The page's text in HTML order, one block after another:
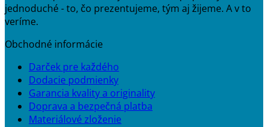
jednoduché - to, čo prezentujeme, tým aj žijeme. A v to
veríme.
Obchodné informácie
Darček pre každého
Dodacie podmienky
Garancia kvality a originality
Doprava a bezpečná platba
Materiálové zloženie